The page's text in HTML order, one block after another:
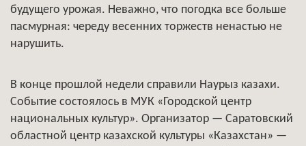
будущего урожая. Неважно, что погодка все больше
пасмурная: череду весенних торжеств ненастью не
нарушить.
В конце прошлой недели справили Наурыз казахи.
Событие состоялось в МУК «Городской центр
национальных культур». Организатор — Саратовский
областной центр казахской культуры «Казахстан» —